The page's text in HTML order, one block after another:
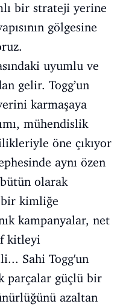
bir strateji yerine
gölgesine
uyumlu ve
gelir. Togg’un
karmaşaya
mühendislik
öne çıkıyor
aynı özen
olarak
bir kimliğe
kampanyalar, net
kitleyi
Sahi Togg'un
parçalar güçlü bir
azaltan